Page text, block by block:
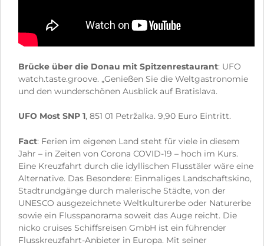
Brücke über die Donau mit Spitzenrestaurant: UFO
watch.taste.groove. „Genießen Sie die Weltgastronomie
und den wunderschönen Ausblick auf Bratislava.
UFO Most SNP 1, 851 01 Petržalka. 9,90 Euro Eintritt.
Fact: Ferien im eigenen Land steht für viele in diesem
Jahr – in Zeiten von Corona COVID-19 – hoch im Kurs.
Eine Kreuzfahrt durch die idyllischen Flusstäler wäre eine
Alternative. Das Besondere: Einmaliges Landschaftskino,
Stadtrundgänge durch malerische Städte, von der
UNESCO ausgezeichnete Weltkulturerbe oder Naturerbe
sowie ein Flusspanorama soweit das Auge reicht. Die
nicko cruises Schiffsreisen GmbH ist ein führender
Flusskreuzfahrt-Anbieter in Europa. Mit seiner